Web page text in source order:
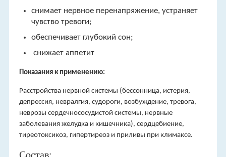
снимает нервное перенапряжение, устраняет
чувство тревоги;
обеспечивает глубокий сон;
снижает аппетит
Показания к применению:
Расстройства нервной системы (бессонница, истерия,
депрессия, невралгия, судороги, возбуждение, тревога,
неврозы сердечнососудистой системы, нервные
заболевания желудка и кишечника), сердцебиение,
тиреотоксикоз, гипертиреоз и приливы при климаксе.
Состав: